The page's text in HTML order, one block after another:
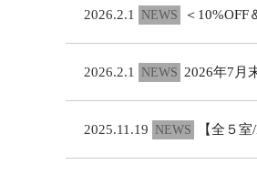
2026.2.1 NEWS ＜
2026.2.1 NEWS 2026年7月
2025.11.19 NEWS 【全５